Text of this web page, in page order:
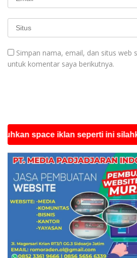
Simpan nama, email, dan situs web
untuk komentar saya berikutnya.
iklan seperti ini silahkan